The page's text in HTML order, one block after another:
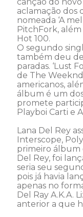
aclamação dos
nomeada ‘A
PitchFork,
Hot 100.
O segundo
também deu
paradas. ‘Lust
de The
americanos,
álbum é um
promete
Playboi Carti e
Lana Del Rey
Interscope,
primeiro álbum
Del Rey, foi
seria seu
pois já havia
apenas no
Del Ray A.K.A.
anterior a que